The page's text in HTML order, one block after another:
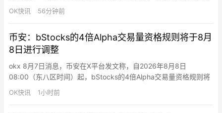
收益中抽取一定比例的分成。与月之暗面此前发布的Kimi K3模型
类似，阿里巴巴的Qwen3.8-Max模型是一款开源开放权重模型，
们通常认为开源即免费，但月之暗面旗下 Kimi K…
OK快讯 56分钟前
币安：bStocks的4倍Alpha交易量资格规则将于8月
8日进行调整
okx 8月7日消息，币安在X平台发文称，自2026年8月8日
08:00（东八区时间）起，bStocks的4倍Alpha交易量资格规则将
进行调整。每周一08:00至周六07:59（东八区时间）期间，交易
指定bStocks可获得4倍Alpha交易量，交易其他bStocks获得1
OK快讯 1小时前